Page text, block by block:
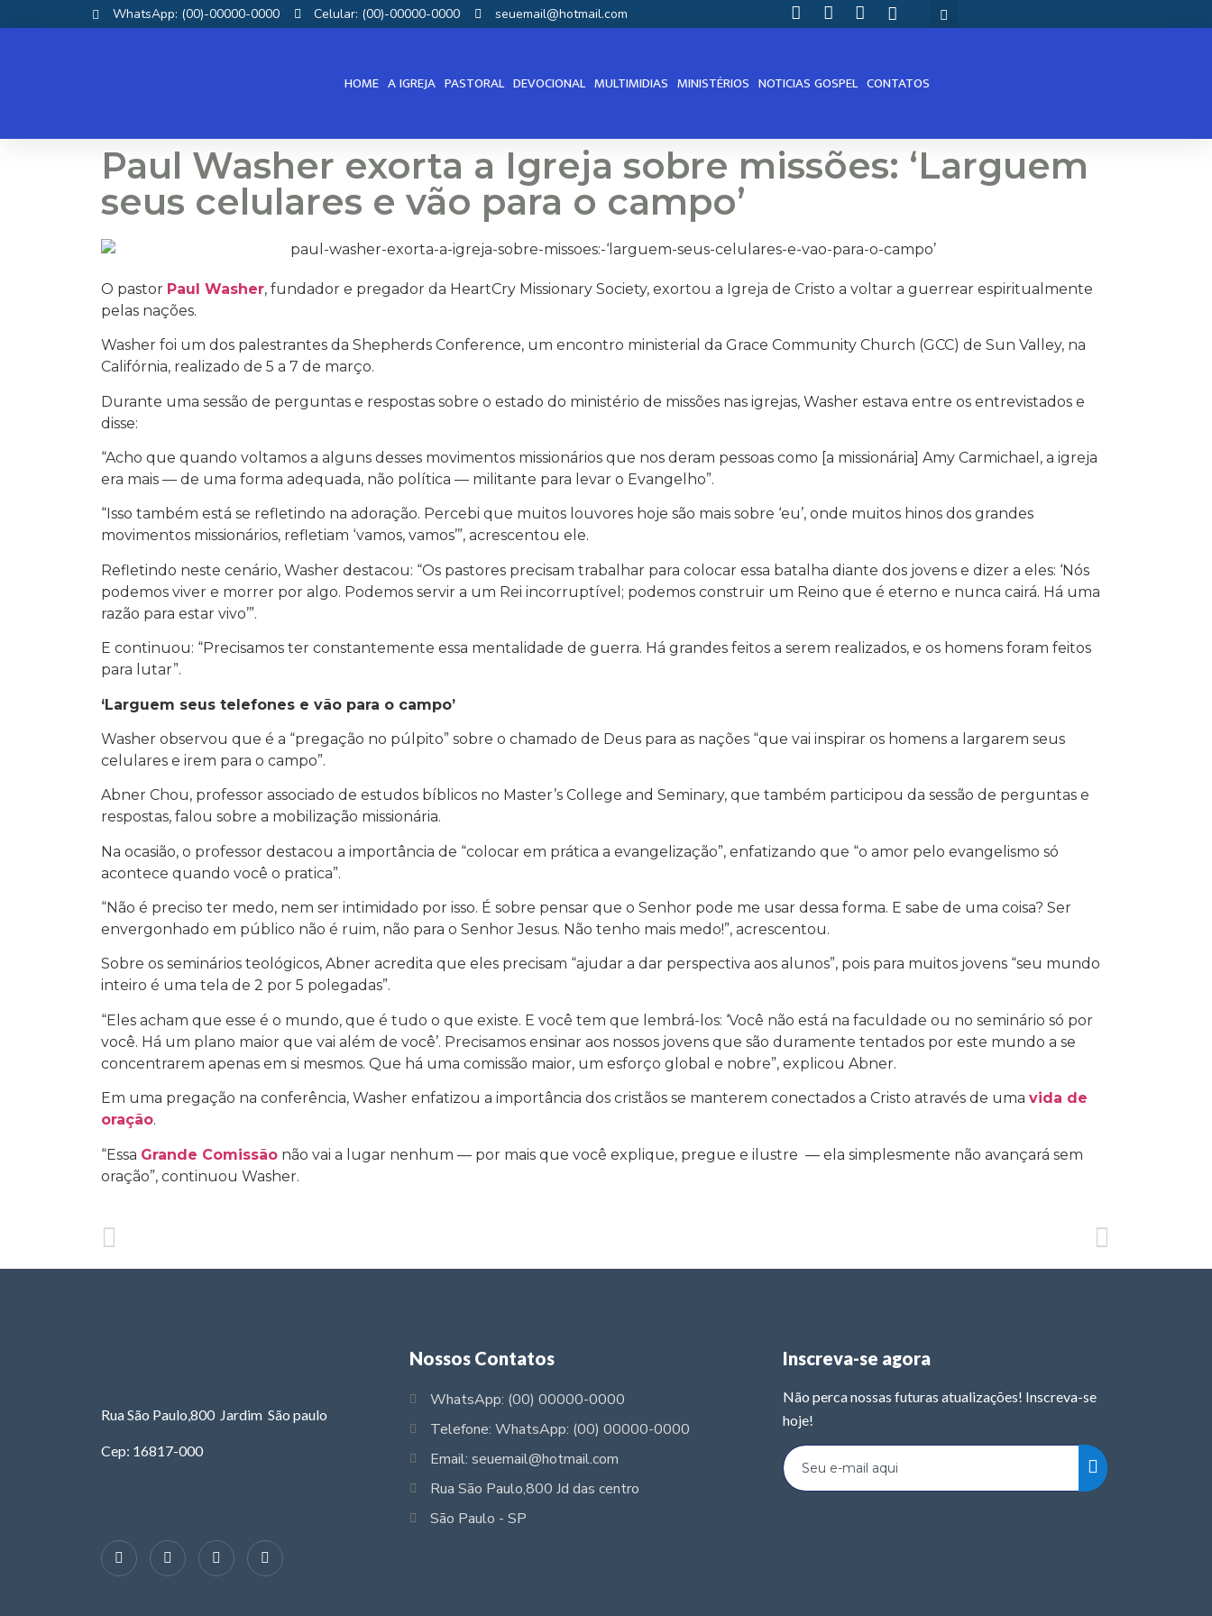
WhatsApp: (00)-00000-0000 Celular: (00)-00000-0000 seuemail@hotmail.com
HOME A IGREJA PASTORAL DEVOCIONAL MULTIMIDIAS MINISTÉRIOS NOTICIAS GOSPEL CONTATOS
Paul Washer exorta a Igreja sobre missões: ‘Larguem
seus celulares e vão para o campo’
O pastor Paul Washer, fundador e pregador da HeartCry Missionary Society, exortou a Igreja de Cristo a voltar a guerrear espiritualmente
pelas nações.
Washer foi um dos palestrantes da Shepherds Conference, um encontro ministerial da Grace Community Church (GCC) de Sun Valley, na
Califórnia, realizado de 5 a 7 de março.
Durante uma sessão de perguntas e respostas sobre o estado do ministério de missões nas igrejas, Washer estava entre os entrevistados e
disse:
“Acho que quando voltamos a alguns desses movimentos missionários que nos deram pessoas como [a missionária] Amy Carmichael, a igreja
era mais — de uma forma adequada, não política — militante para levar o Evangelho”.
“Isso também está se refletindo na adoração. Percebi que muitos louvores hoje são mais sobre ‘eu’, onde muitos hinos dos grandes
movimentos missionários, refletiam ‘vamos, vamos’”, acrescentou ele.
Refletindo neste cenário, Washer destacou: “Os pastores precisam trabalhar para colocar essa batalha diante dos jovens e dizer a eles: ‘Nós
podemos viver e morrer por algo. Podemos servir a um Rei incorruptível; podemos construir um Reino que é eterno e nunca cairá. Há uma
razão para estar vivo’”.
E continuou: “Precisamos ter constantemente essa mentalidade de guerra. Há grandes feitos a serem realizados, e os homens foram feitos
para lutar”.
‘Larguem seus telefones e vão para o campo’
Washer observou que é a “pregação no púlpito” sobre o chamado de Deus para as nações “que vai inspirar os homens a largarem seus
celulares e irem para o campo”.
Abner Chou, professor associado de estudos bíblicos no Master’s College and Seminary, que também participou da sessão de perguntas e
respostas, falou sobre a mobilização missionária.
Na ocasião, o professor destacou a importância de “colocar em prática a evangelização”, enfatizando que “o amor pelo evangelismo só
acontece quando você o pratica”.
“Não é preciso ter medo, nem ser intimidado por isso. É sobre pensar que o Senhor pode me usar dessa forma. E sabe de uma coisa? Ser
envergonhado em público não é ruim, não para o Senhor Jesus. Não tenho mais medo!”, acrescentou.
Sobre os seminários teológicos, Abner acredita que eles precisam “ajudar a dar perspectiva aos alunos”, pois para muitos jovens “seu mundo
inteiro é uma tela de 2 por 5 polegadas”.
“Eles acham que esse é o mundo, que é tudo o que existe. E você tem que lembrá-los: ‘Você não está na faculdade ou no seminário só por
você. Há um plano maior que vai além de você’. Precisamos ensinar aos nossos jovens que são duramente tentados por este mundo a se
concentrarem apenas em si mesmos. Que há uma comissão maior, um esforço global e nobre”, explicou Abner.
Em uma pregação na conferência, Washer enfatizou a importância dos cristãos se manterem conectados a Cristo através de uma vida de
oração.
“Essa Grande Comissão não vai a lugar nenhum — por mais que você explique, pregue e ilustre — ela simplesmente não avançará sem
oração”, continuou Washer.
Rua São Paulo,800 Jardim São paulo
Cep: 16817-000
Nossos Contatos
WhatsApp: (00) 00000-0000
Telefone: WhatsApp: (00) 00000-0000
Email: seuemail@hotmail.com
Rua São Paulo,800 Jd das centro
São Paulo - SP
Inscreva-se agora
Não perca nossas futuras atualizações! Inscreva-se
hoje!